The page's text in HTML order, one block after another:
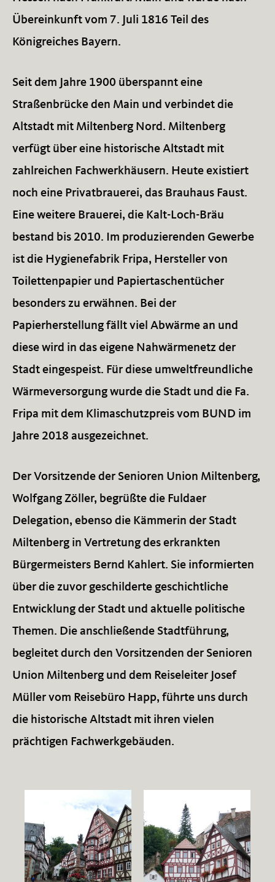
Übereinkunft vom 7. Juli 1816 Teil des
Königreiches Bayern.
Seit dem Jahre 1900 überspannt eine
Straßenbrücke den Main und verbindet die
Altstadt mit Miltenberg Nord. Miltenberg
verfügt über eine historische Altstadt mit
zahlreichen Fachwerkhäusern. Heute existiert
noch eine Privatbrauerei, das Brauhaus Faust.
Eine weitere Brauerei, die Kalt-Loch-Bräu
bestand bis 2010. Im produzierenden Gewerbe
ist die Hygienefabrik Fripa, Hersteller von
Toilettenpapier und Papiertaschentücher
besonders zu erwähnen. Bei der
Papierherstellung fällt viel Abwärme an und
diese wird in das eigene Nahwärmenetz der
Stadt eingespeist. Für diese umweltfreundliche
Wärmeversorgung wurde die Stadt und die Fa.
Fripa mit dem Klimaschutzpreis vom BUND im
Jahre 2018 ausgezeichnet.
Der Vorsitzende der Senioren Union Miltenberg,
Wolfgang Zöller, begrüßte die Fuldaer
Delegation, ebenso die Kämmerin der Stadt
Miltenberg in Vertretung des erkrankten
Bürgermeisters Bernd Kahlert. Sie informierten
über die zuvor geschilderte geschichtliche
Entwicklung der Stadt und aktuelle politische
Themen. Die anschließende Stadtführung,
begleitet durch den Vorsitzenden der Senioren
Union Miltenberg und dem Reiseleiter Josef
Müller vom Reisebüro Happ, führte uns durch
die historische Altstadt mit ihren vielen
prächtigen Fachwerkgebäuden.